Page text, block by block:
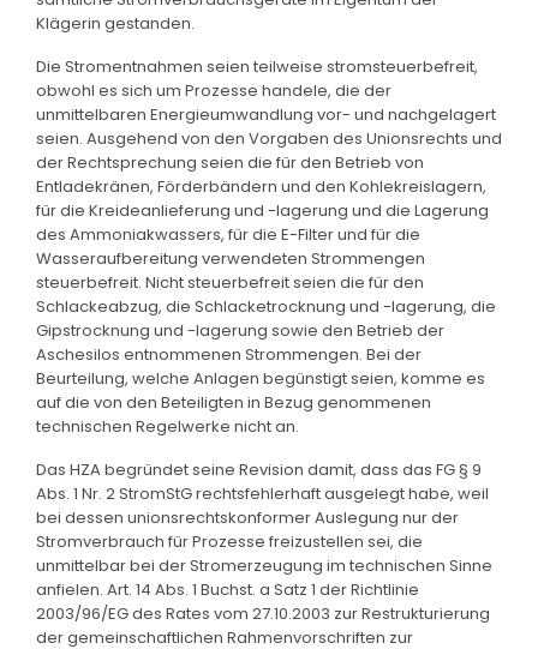
Klägerin gestanden.
Die Stromentnahmen seien teilweise stromsteuerbefreit,
obwohl es sich um Prozesse handele, die der
unmittelbaren Energieumwandlung vor- und nachgelagert
seien. Ausgehend von den Vorgaben des Unionsrechts und
der Rechtsprechung seien die für den Betrieb von
Entladekränen, Förderbändern und den Kohlekreislagern,
für die Kreideanlieferung und -lagerung und die Lagerung
des Ammoniakwassers, für die E-Filter und für die
Wasseraufbereitung verwendeten Strommengen
steuerbefreit. Nicht steuerbefreit seien die für den
Schlackeabzug, die Schlacketrocknung und -lagerung, die
Gipstrocknung und -lagerung sowie den Betrieb der
Aschesilos entnommenen Strommengen. Bei der
Beurteilung, welche Anlagen begünstigt seien, komme es
auf die von den Beteiligten in Bezug genommenen
technischen Regelwerke nicht an.
Das HZA begründet seine Revision damit, dass das FG § 9
Abs. 1 Nr. 2 StromStG rechtsfehlerhaft ausgelegt habe, weil
bei dessen unionsrechtskonformer Auslegung nur der
Stromverbrauch für Prozesse freizustellen sei, die
unmittelbar bei der Stromerzeugung im technischen Sinne
anfielen. Art. 14 Abs. 1 Buchst. a Satz 1 der Richtlinie
2003/96/EG des Rates vom 27.10.2003 zur Restrukturierung
der gemeinschaftlichen Rahmenvorschriften zur